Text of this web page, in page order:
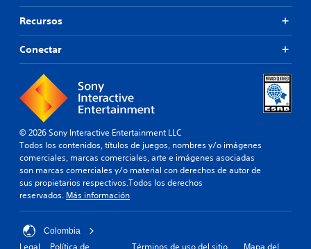
Recursos
Conectar
© 2026 Sony Interactive Entertainment LLC
Todos los contenidos, títulos de juegos, nombres y/o imágenes
comerciales, marcas comerciales, arte e imágenes asociadas
son marcas comerciales y/o material con derechos de autor de
sus propietarios respectivos.Todos los derechos
reservados. Más información
Colombia
Legal Política de Términos de uso del sitio Mapa del